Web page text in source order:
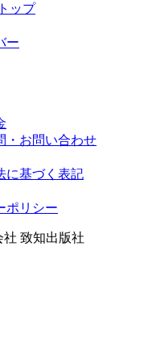
ップ
ー
・お問い合わせ
に基づく表記
ポリシー
社 致知出版社